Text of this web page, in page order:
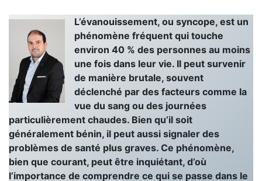
L’évanouissement, ou syncope, est un
phénomène fréquent qui touche
environ 40 % des personnes au moins
une fois dans leur vie. Il peut survenir
de manière brutale, souvent
déclenché par des facteurs comme la
vue du sang ou des journées
particulièrement chaudes. Bien qu’il soit
généralement bénin, il peut aussi signaler des
problèmes de santé plus graves. Ce phénomène,
bien que courant, peut être inquiétant, d’où
l’importance de comprendre ce qui se passe dans le